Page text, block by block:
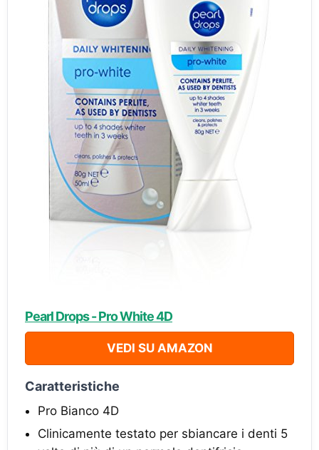
Pearl Drops - Pro White 4D
VEDI SU AMAZON
Caratteristiche
Pro Bianco 4D
Clinicamente testato per sbiancare i denti 5